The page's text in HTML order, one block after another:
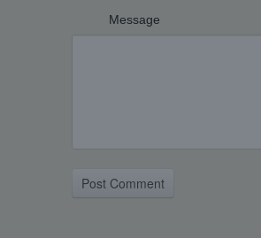
Message
Post Comment